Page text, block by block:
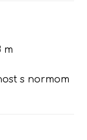
m
s normom